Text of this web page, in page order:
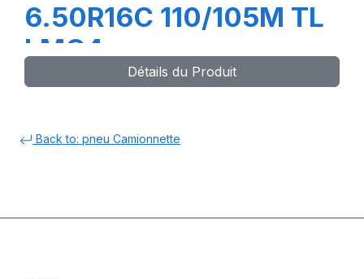
6.50R16C 110/105M TL
LMC4
Détails du Produit
Back to: pneu Camionnette